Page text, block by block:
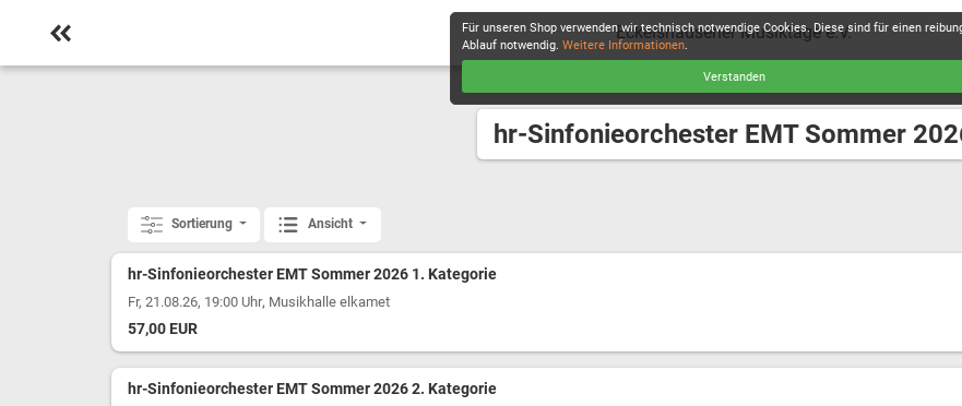
Eckelshausener Musiktage e.V.
hr-Sinfonieorchester EMT Sommer
Sortierung Ansicht
hr-Sinfonieorchester EMT Sommer 2026 1. Kategorie
Fr, 21.08.26, 19:00 Uhr, Musikhalle elkamet
57,00 EUR
hr-Sinfonieorchester EMT Sommer 2026 2. Kategorie
Für unseren Shop verwenden wir technisch notwendige Cookies. Diese sind für einen
Ablauf notwendig. Weitere Informationen.
Verstanden